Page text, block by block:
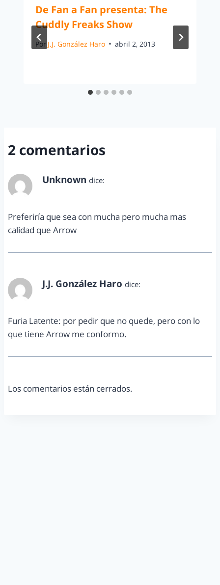
De Fan a Fan presenta: The
Cuddly Freaks Show
Por J.J. González Haro abril 2, 2013
2 comentarios
Unknown dice:
Preferiría que sea con mucha pero mucha mas
calidad que Arrow
J.J. González Haro dice:
Furia Latente: por pedir que no quede, pero con lo
que tiene Arrow me conformo.
Los comentarios están cerrados.